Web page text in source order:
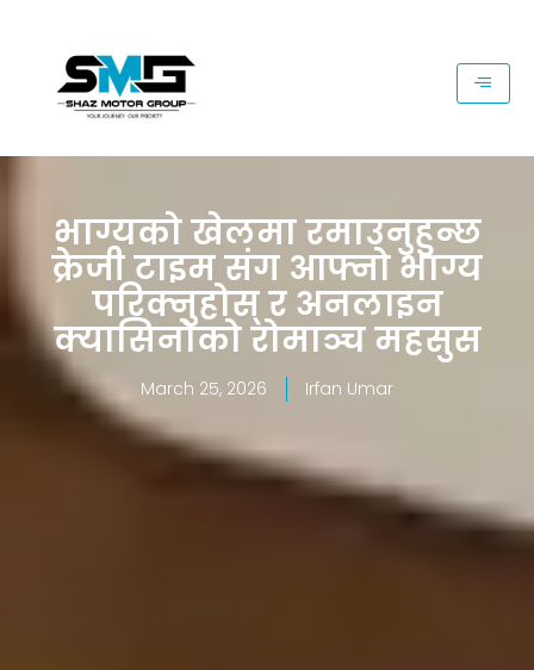
भाग्यको खेलमा रमाउनुहुन्छ
क्रेजी टाइम संग आफ्नो भाग्य
परिक्नुहोस् र अनलाइन
क्यासिनोको रोमाञ्च महसुस
March 25, 2026 Irfan Umar